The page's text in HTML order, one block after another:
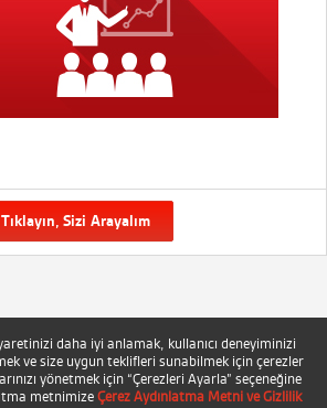
Tıklayın, Sizi Arayalım